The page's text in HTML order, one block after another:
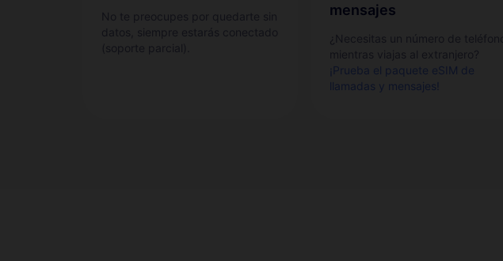
mensajes
¡Prueba el paquete eSIM de
llamadas y mensajes!